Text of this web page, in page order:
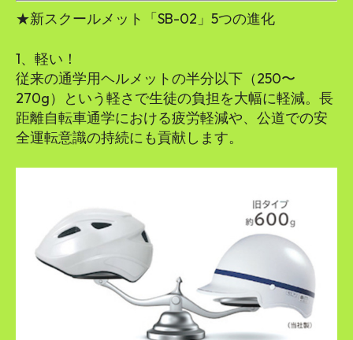
★新スクールメット「SB-02」5つの進化
1、軽い！
従来の通学用ヘルメットの半分以下（250〜
270g）という軽さで生徒の負担を大幅に軽減。長
距離自転車通学における疲労軽減や、公道での安
全運転意識の持続にも貢献します。